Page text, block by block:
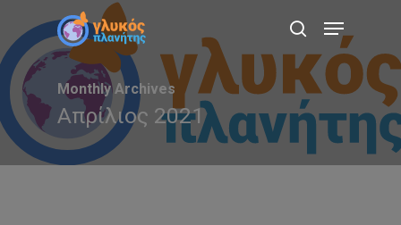
main
content
search
Menu
Monthly Archives
Απρίλιος 2021